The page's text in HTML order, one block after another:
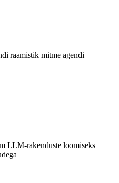
raamistik mitme agendi
LLM-rakenduste loomiseks